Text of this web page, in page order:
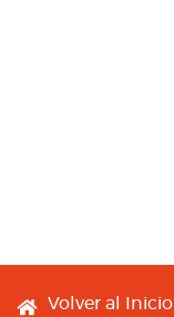
Footer menu
Volver al Inicio